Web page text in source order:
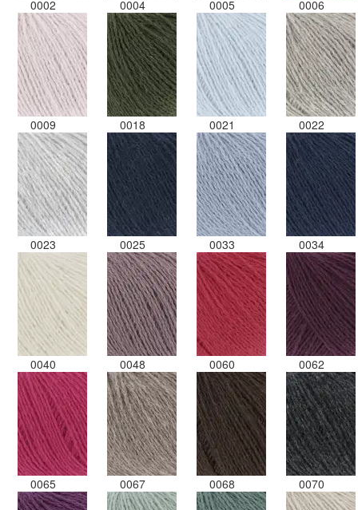
0002 0004 0005 0006
0009 0018 0021 0022
0023 0025 0033 0034
0040 0048 0060 0062
0065 0067 0068 0070